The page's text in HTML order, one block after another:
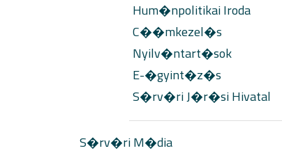
Hum�npolitikai Iroda
C��mkezel�s
Nyilv�ntart�sok
E-�gyint�z�s
S�rv�ri J�r�si Hivatal
S�rv�ri M�dia